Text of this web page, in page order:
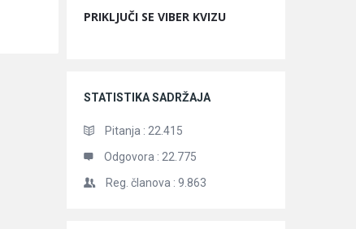
PRIKLJUČI SE VIBER KVIZU
STATISTIKA SADRŽAJA
Pitanja : 22.415
Odgovora : 22.775
Reg. članova : 9.863